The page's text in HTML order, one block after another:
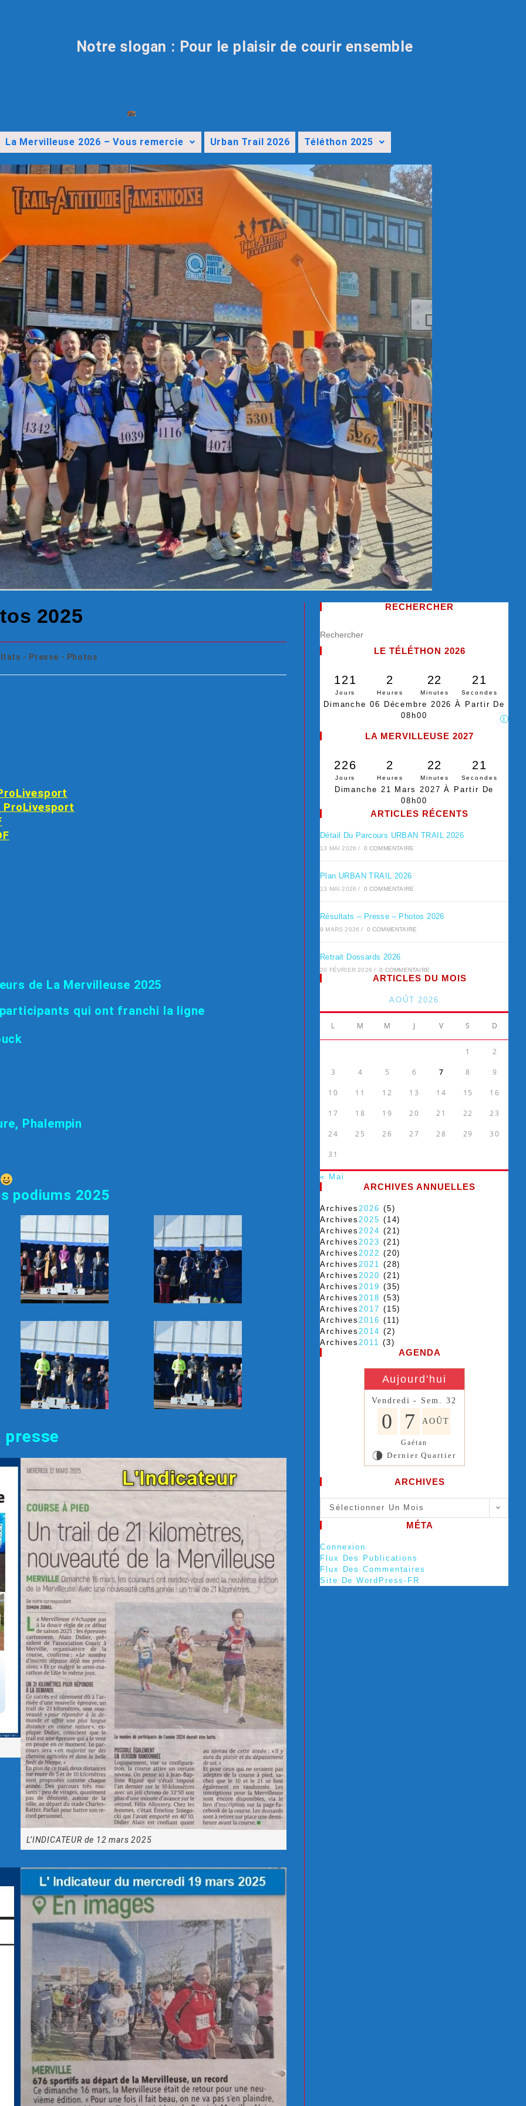
Notre slogan : Pour le plaisir de courir ensemble
La Mervilleuse 2026 – Vous remercie Urban Trail 2026 Téléthon 2025
2025
- Presse - Photos
de La Mervilleuse 2025
qui ont franchi la ligne
Phalempin
podiums 2025
presse
L’INDICATEUR de 12 mars 2025
RECHERCHER
LE TÉLÉTHON 2026
121
Jours
2
Heures
22
Minutes
19
Secondes
Dimanche 06 Décembre 2026 À Partir De
08h00
LA MERVILLEUSE 2027
226
Jours
2
Heures
22
Minutes
19
Secondes
Dimanche 21 Mars 2027 À Partir De
08h00
ARTICLES RÉCENTS
Détail Du Parcours URBAN TRAIL 2026
13 MAI 2026 / 0 COMMENTAIRE
Plan URBAN TRAIL 2026
13 MAI 2026 / 0 COMMENTAIRE
Résultats – Presse – Photos 2026
9 MARS 2026 / 0 COMMENTAIRE
Retrait Dossards 2026
20 FÉVRIER 2026 / 0 COMMENTAIRE
ARTICLES DU MOIS
AOÛT 2026
L M M J V S D
1 2
3 4 5 6 7 8 9
10 11 12 13 14 15 16
17 18 19 20 21 22 23
24 25 26 27 28 29 30
31
« Mai
ARCHIVES ANNUELLES
Archives2026 (5)
Archives2025 (14)
Archives2024 (21)
Archives2023 (21)
Archives2022 (20)
Archives2021 (28)
Archives2020 (21)
Archives2019 (35)
Archives2018 (53)
Archives2017 (15)
Archives2016 (11)
Archives2014 (2)
Archives2011 (3)
AGENDA
Aujourd'hui
Vendredi - Sem. 32
0 7 AOÛT
Gaétan
U Dernier Quartier
ARCHIVES
Sélectionner Un Mois
MÉTA
Connexion
Flux Des Publications
Flux Des Commentaires
Site De WordPress-FR